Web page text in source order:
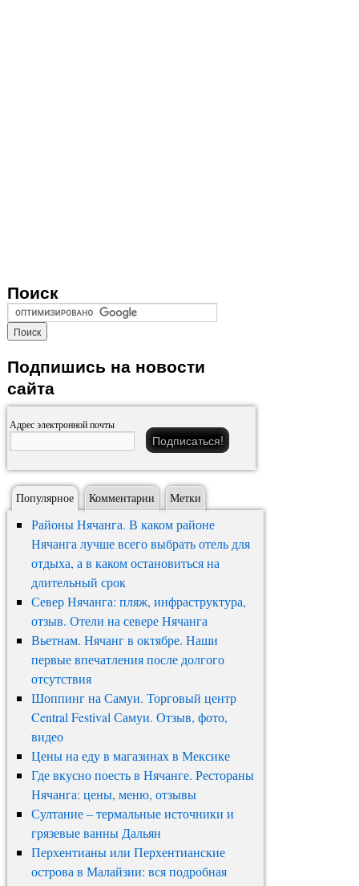
Поиск
Подпишись на новости
сайта
Адрес электронной почты
Популярное Комментарии Метки
Районы Нячанга. В каком районе
Нячанга лучше всего выбрать отель для
отдыха, а в каком остановиться на
длительный срок
Север Нячанга: пляж, инфраструктура,
отзыв. Отели на севере Нячанга
Вьетнам. Нячанг в октябре. Наши
первые впечатления после долгого
отсутствия
Шоппинг на Самуи. Торговый центр
Central Festival Самуи. Отзыв, фото,
видео
Цены на еду в магазинах в Мексике
Где вкусно поесть в Нячанге. Рестораны
Нячанга: цены, меню, отзывы
Султание – термальные источники и
грязевые ванны Дальян
Перхентианы или Перхентианские
острова в Малайзии: вся подробная